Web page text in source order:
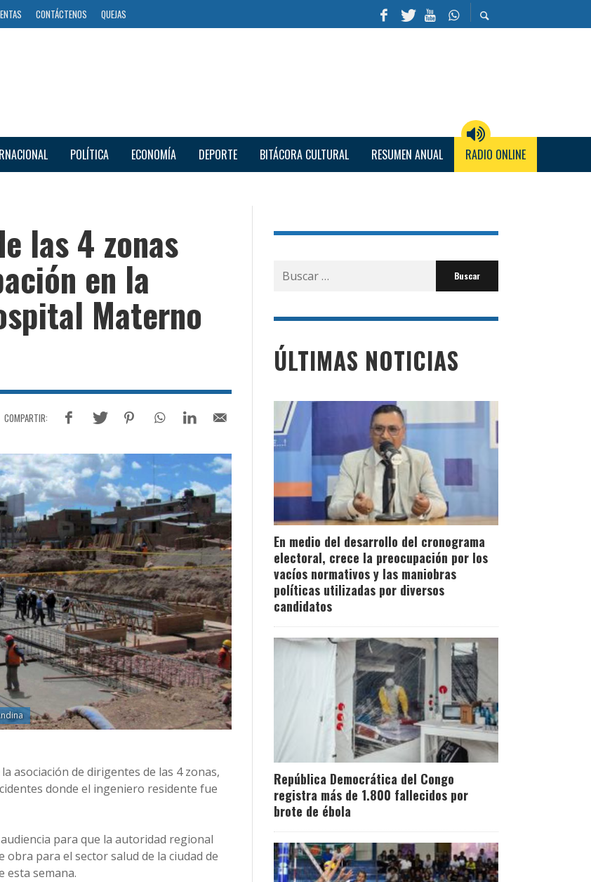
CONTÁCTENOS QUEJAS
POLÍTICA ECONOMÍA DEPORTE BITÁCORA CULTURAL RESUMEN ANUAL RADIO ONLINE
las 4 zonas
en la
Materno
asociación de dirigentes de las 4 zonas,
donde el ingeniero residente fue
para que la autoridad regional
para el sector salud de la ciudad de
esta semana.
Buscar
por:
ÚLTIMAS NOTICIAS
En medio del desarrollo del cronograma
electoral, crece la preocupación por los
vacíos normativos y las maniobras
políticas utilizadas por diversos
candidatos
República Democrática del Congo
registra más de 1.800 fallecidos por
brote de ébola